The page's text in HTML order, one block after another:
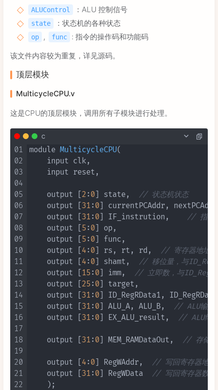
ALUControl ：ALU 控制信号
state ：状态机的各种状态
op , func : 指令的操作码和功能码
该文件内容较为重复，详见源码。
顶层模块
MulticycleCPU.v
这是CPU的顶层模块，调用所有子模块进行处理。
c
01
02
03
04
05
06
07
08
09
10
11
12
13
14
15
16
17
18
19
20
21
22
module MulticycleCPU(
    input clk,
    input reset,
    output [
2 : 0 ] state,
// 状态机状态
    output [
31: 0 ] currentPCAddr,
    output [
31: 0 ] IF_instrution,
// 指令
    output [
5 : 0 ] op,
    output [
5 : 0 ] func,
    output [
4: 0 ] rs, rt, rd,
// 寄存器地址
    output [
4: 0 ] shamt,
// 移位量，与
    output [
15 : 0 ] imm,
// 立即数，与
    output [
25 : 0 ] target,
    output [
31: 0 ] ID_RegRData1,
    output [
31: 0 ] ALU_A, ALU_B,
// ALU输入
    output [
31: 0 ] EX_ALU_result, // ALU结
    output [
31: 0 ] MEM_RAMDataOut, // 存储器
    output [
4: 0 ] RegWAddr,
// 写回寄存器地址
    output [
31: 0 ] RegWData
// 写回寄存器数据
    )
;